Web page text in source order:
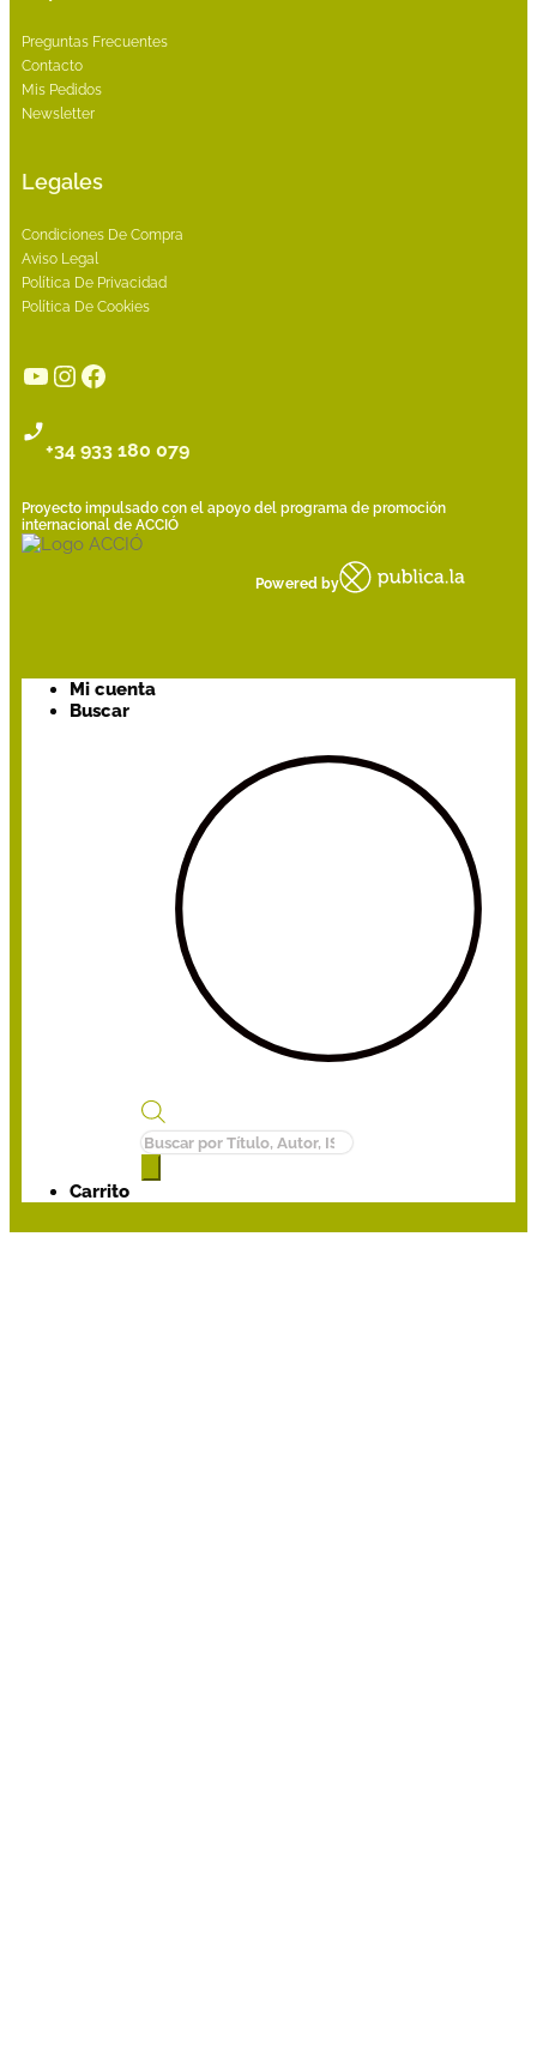
Preguntas Frecuentes
Contacto
Mis Pedidos
Newsletter
Legales
Condiciones De Compra
Aviso Legal
Política De Privacidad
Política De Cookies
YouTube
Instagram
Facebook
+34 933 180 079
Proyecto impulsado con el apoyo del programa de promoción
internacional de ACCIÓ
Powered by
Mi cuenta
Buscar
Búsqueda
de
Carrito